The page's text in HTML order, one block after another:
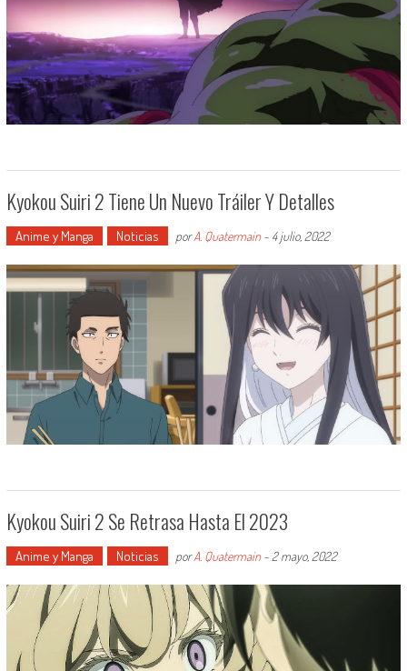
Kyokou Suiri 2 Tiene Un Nuevo Tráiler Y Detalles
Anime y Manga Noticias porA. Quatermain- 4 julio, 2022
Kyokou Suiri 2 Se Retrasa Hasta El 2023
Anime y Manga Noticias porA. Quatermain- 2 mayo, 2022